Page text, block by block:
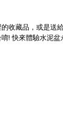
收藏品，或是送
! 快來體驗水泥盆